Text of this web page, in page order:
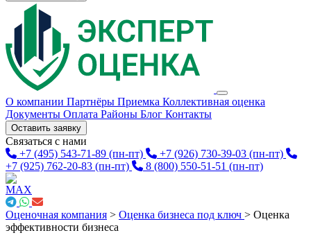
О компании Партнёры Приемка Коллективная оценка
Документы Оплата Районы Блог Контакты
Оставить заявку
Связаться с нами
+7 (495) 543-71-89 (пн-пт) +7 (926) 730-39-03 (пн-пт)
+7 (925) 762-20-83 (пн-пт) 8 (800) 550-51-51 (пн-пт)
Оценочная компания > Оценка бизнеса под ключ > Оценка
эффективности бизнеса